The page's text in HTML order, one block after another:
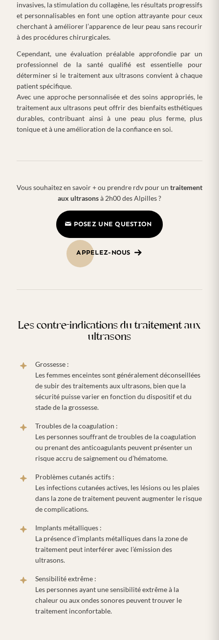
invasives, la stimulation du collagène, les résultats progressifs
et personnalisables en font une option attrayante pour ceux
cherchant à améliorer l’apparence de leur peau sans recourir
à des procédures chirurgicales.
Cependant, une évaluation préalable approfondie par un
professionnel de la santé qualifié est essentielle pour
déterminer si le traitement aux ultrasons convient à chaque
patient spécifique.
Avec une approche personnalisée et des soins appropriés, le
traitement aux ultrasons peut offrir des bienfaits esthétiques
durables, contribuant ainsi à une peau plus ferme, plus
tonique et à une amélioration de la confiance en soi.
Vous souhaitez en savoir + ou prendre rdv pour un traitement
aux ultrasonsà 2h00 des Alpilles ?
POSEZ UNE QUESTION
APPELEZ-NOUS
Les contre-indications du traitement aux
ultrasons
Grossesse :
Les femmes enceintes sont généralement déconseillées
de subir des traitements aux ultrasons, bien que la
sécurité puisse varier en fonction du dispositif et du
stade de la grossesse.
Troubles de la coagulation :
Les personnes souffrant de troubles de la coagulation
ou prenant des anticoagulants peuvent présenter un
risque accru de saignement ou d’hématome.
Problèmes cutanés actifs :
Les infections cutanées actives, les lésions ou les plaies
dans la zone de traitement peuvent augmenter le risque
de complications.
Implants métalliques :
La présence d’implants métalliques dans la zone de
traitement peut interférer avec l’émission des
ultrasons.
Sensibilité extrême :
Les personnes ayant une sensibilité extrême à la
chaleur ou aux ondes sonores peuvent trouver le
traitement inconfortable.